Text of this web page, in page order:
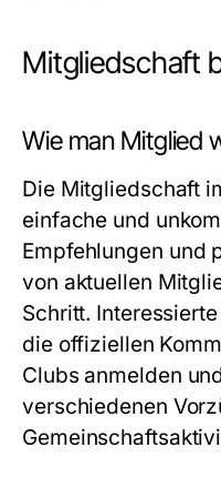
Mitgliedschaft
Wie man Mitglied
Die Mitgliedschaft
einfache und
Empfehlungen und
von aktuellen
Schritt.
die offiziellen
Clubs anmelden
verschiedenen